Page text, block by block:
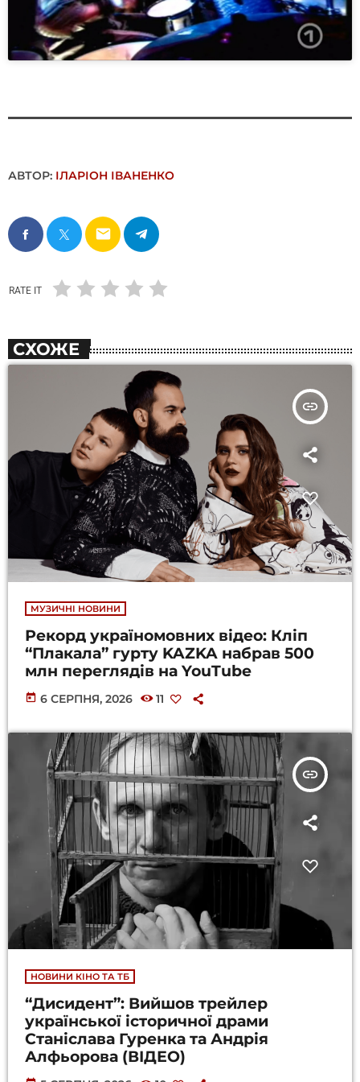
АВТОР: ІЛАРІОН ІВАНЕНКО
email
RATE IT
СХОЖЕ
insert_link
МУЗИЧНІ НОВИНИ
Рекорд україномовних відео: Кліп
“Плакала” гурту KAZKA набрав 500
млн переглядів на YouTube
today 6 СЕРПНЯ, 2026 11
insert_link
НОВИНИ КІНО ТА ТБ
“Дисидент”: Вийшов трейлер
української історичної драми
Станіслава Гуренка та Андрія
Алфьорова (ВІДЕО)